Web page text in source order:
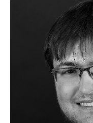
B. Eng.